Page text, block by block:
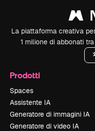
La piattaforma creativa
1 milione di abbonati
Prodotti
Spaces
Assistente IA
Generatore di immagini IA
Generatore di video IA